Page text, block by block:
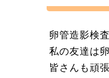
卵管造影検
私の友達は
皆さんも頑